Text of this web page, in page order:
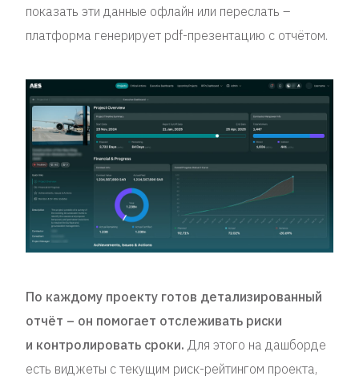
показать эти данные офлайн или переслать –
платформа генерирует pdf-презентацию с отчётом.
По каждому проекту готов детализированный
отчёт – он помогает отслеживать риски
и контролировать сроки. Для этого на дашборде
есть виджеты с текущим риск-рейтингом проекта,